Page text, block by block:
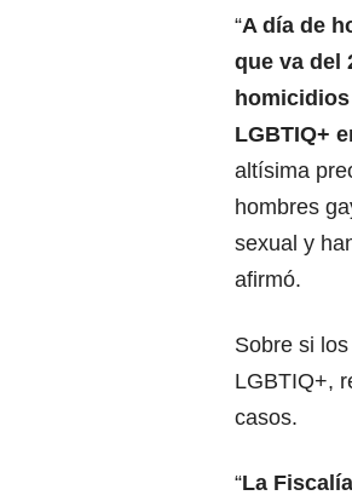
“A día de
que va del
LGBTIQ+
altísima
hombres
sexual y
afirmó.
Sobre si
LGBTIQ+,
casos.
“La